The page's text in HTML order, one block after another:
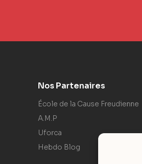
Nos Partenaires
École de la Cause Freudienne
A.M.P
Uforca
Hebdo Blog